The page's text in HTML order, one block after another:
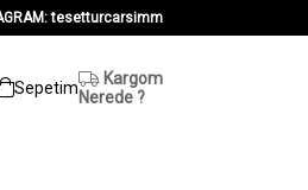
tesetturcarsimm
Sepetim
Kargom
Nerede ?